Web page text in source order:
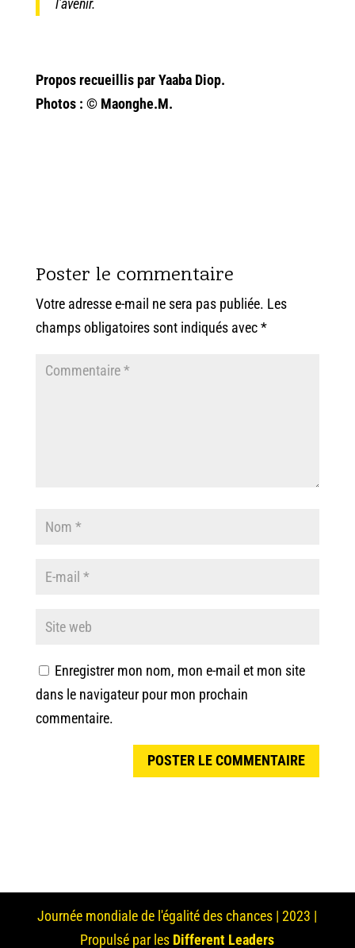
l’avenir.
Propos recueillis par Yaaba Diop.
Photos : © Maonghe.M.
Poster le commentaire
Votre adresse e-mail ne sera pas publiée. Les
champs obligatoires sont indiqués avec*
Enregistrer mon nom, mon e-mail et mon site
dans le navigateur pour mon prochain
commentaire.
Journée mondiale de l'égalité des chances | 2023 |
Propulsé par les Different Leaders